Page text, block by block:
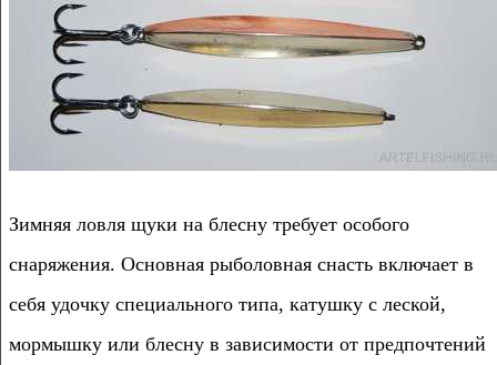
Зимняя ловля щуки на блесну требует особого
снаряжения. Основная рыболовная снасть включает в
себя удочку специального типа, катушку с леской,
мормышку или блесну в зависимости от предпочтений